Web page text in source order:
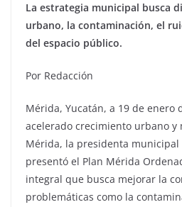
La estrategia municipal busca
urbano, la contaminación, el
del espacio público.
Por Redacción
Mérida, Yucatán, a 19 de enero
acelerado crecimiento urbano y
Mérida, la presidenta municipal
presentó el Plan Mérida
integral que busca mejorar la
problemáticas como la